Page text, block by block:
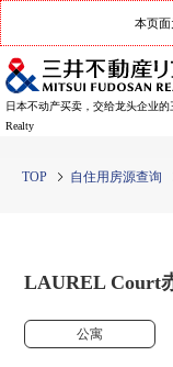
本页面
日本不动产买卖，交给龙头企业的
Realty
TOP 自住用房源查询
LAUREL Court
公寓